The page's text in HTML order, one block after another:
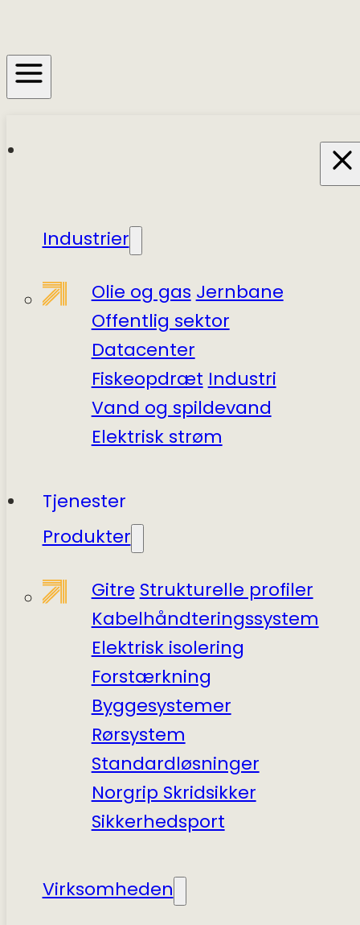
Industrier
Olie og gasJernbane
Offentlig sektor
Datacenter
FiskeopdrætIndustri
Vand og spildevand
Elektrisk strøm
Tjenester
Produkter
GitreStrukturelle profiler
Kabelhåndteringssystem
Elektrisk isolering
Forstærkning
Byggesystemer
Rørsystem
Standardløsninger
Norgrip Skridsikker
Sikkerhedsport
Virksomheden